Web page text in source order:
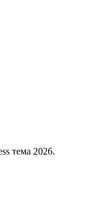
тема 2026.